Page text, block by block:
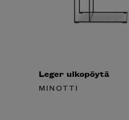
Leger ulkopöytä
MINOTTI